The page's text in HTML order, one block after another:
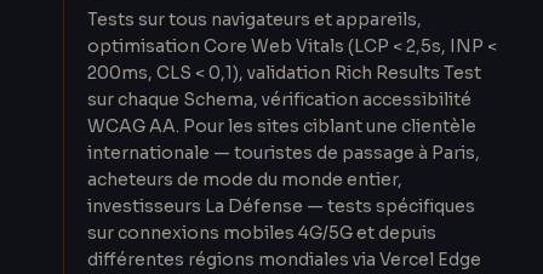
Tests sur tous navigateurs et appareils,
optimisation Core Web Vitals (LCP < 2,5s, INP <
200ms, CLS < 0,1), validation Rich Results Test
sur chaque Schema, vérification accessibilité
WCAG AA. Pour les sites ciblant une clientèle
internationale — touristes de passage à Paris,
acheteurs de mode du monde entier,
investisseurs La Défense — tests spécifiques
sur connexions mobiles 4G/5G et depuis
différentes régions mondiales via Vercel Edge